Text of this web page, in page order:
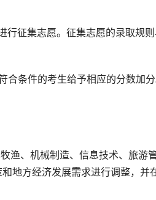
行征集志愿。征集志愿的录取规
合条件的考生给予相应的分数加
地方经济发展需求进行调整，并